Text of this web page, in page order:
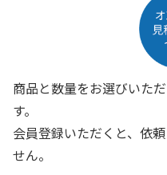
商品と数量をお選びいた
す。
会員登録いただくと、依
せん。